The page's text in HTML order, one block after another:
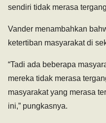
sendiri tidak merasa
Vander menambahkan
ketertiban masyarakat di
“Tadi ada beberapa
mereka tidak merasa
masyarakat yang merasa
ini,” pungkasnya.